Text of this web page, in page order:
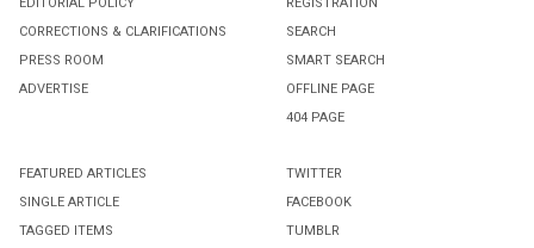
CORRECTIONS & CLARIFICATIONS
PRESS ROOM
ADVERTISE
SEARCH
SMART SEARCH
OFFLINE PAGE
404 PAGE
FEATURED ARTICLES
SINGLE ARTICLE
TAGGED ITEMS
TWITTER
FACEBOOK
TUMBLR